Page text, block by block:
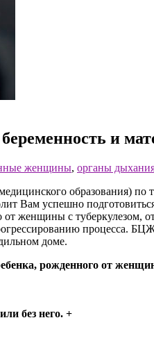
и
женщины, органы
образования) по
Вам успешно
женщины с туберкулезом,
процесса.
доме.
рожденного от
без него. +